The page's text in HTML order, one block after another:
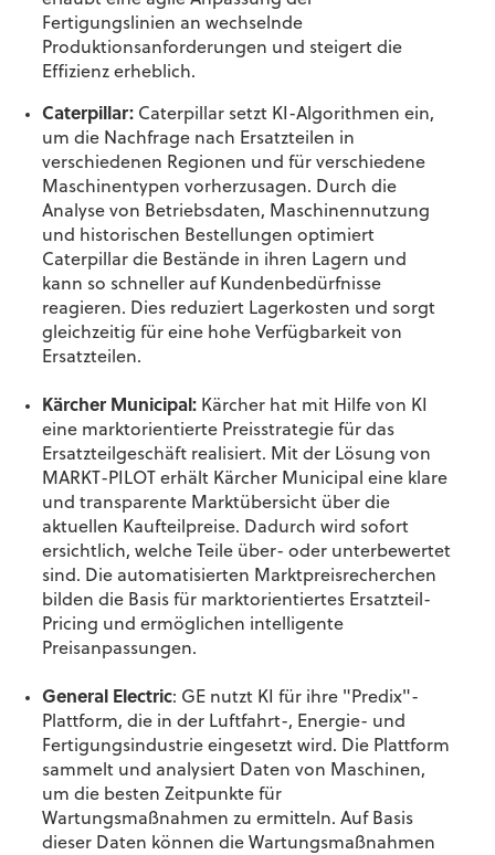
Fertigungslinien an wechselnde
Produktionsanforderungen und steigert die
Effizienz erheblich.
Caterpillar: Caterpillar setzt KI-Algorithmen ein,
um die Nachfrage nach Ersatzteilen in
verschiedenen Regionen und für verschiedene
Maschinentypen vorherzusagen. Durch die
Analyse von Betriebsdaten, Maschinennutzung
und historischen Bestellungen optimiert
Caterpillar die Bestände in ihren Lagern und
kann so schneller auf Kundenbedürfnisse
reagieren. Dies reduziert Lagerkosten und sorgt
gleichzeitig für eine hohe Verfügbarkeit von
Ersatzteilen.
Kärcher Municipal: Kärcher hat mit Hilfe von KI
eine marktorientierte Preisstrategie für das
Ersatzteilgeschäft realisiert. Mit der Lösung von
MARKT-PILOT erhält Kärcher Municipal eine klare
und transparente Marktübersicht über die
aktuellen Kaufteilpreise. Dadurch wird sofort
ersichtlich, welche Teile über- oder unterbewertet
sind. Die automatisierten Marktpreisrecherchen
bilden die Basis für marktorientiertes Ersatzteil-
Pricing und ermöglichen intelligente
Preisanpassungen.
General Electric: GE nutzt KI für ihre "Predix"-
Plattform, die in der Luftfahrt-, Energie- und
Fertigungsindustrie eingesetzt wird. Die Plattform
sammelt und analysiert Daten von Maschinen,
um die besten Zeitpunkte für
Wartungsmaßnahmen zu ermitteln. Auf Basis
dieser Daten können die Wartungsmaßnahmen